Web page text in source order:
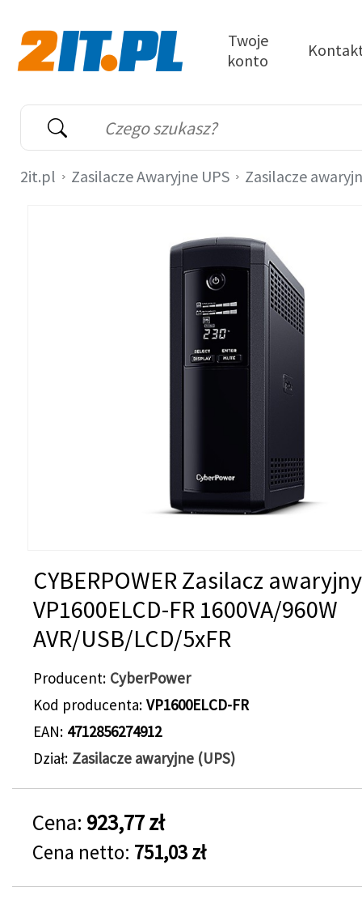
Wyszukiwarka
Słowo kluczowe
Twoje
konto
2it.pl Zasilacze Awaryjne UPS Zasilacze
CYBERPOWER Zasilacz
VP1600ELCD-FR 1600VA/960W
AVR/USB/LCD/5xFR
Producent CyberPower
Kod producenta VP1600ELCD-FR
EAN 4712856274912
Dział Zasilacze awaryjne (UPS)
Cena: 923,77 zł
Cena netto: 751,03 zł